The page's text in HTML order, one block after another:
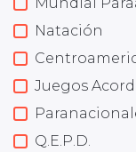
Natación
Juegos Acord
Q.E.P.D.